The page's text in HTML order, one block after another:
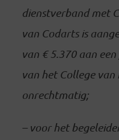
dienstverband met
van Codarts is
van € 5.370 aan
van het College van
onrechtmatig;
– voor het